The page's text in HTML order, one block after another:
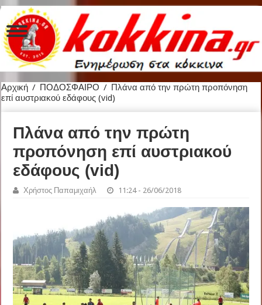
Αρχική / ΠΟΔΟΣΦΑΙΡΟ / Πλάνα από την πρώτη προπόνηση
επί αυστριακού εδάφους (vid)
Πλάνα από την πρώτη
προπόνηση επί αυστριακού
εδάφους (vid)
Χρήστος Παπαμιχαήλ 11:24 - 26/06/2018